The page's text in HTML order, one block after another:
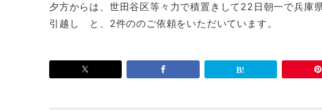
夕方からは、世田谷区等々力で積置きして22日朝一で兵庫
引越し と、2件ののご依頼をいただいています。